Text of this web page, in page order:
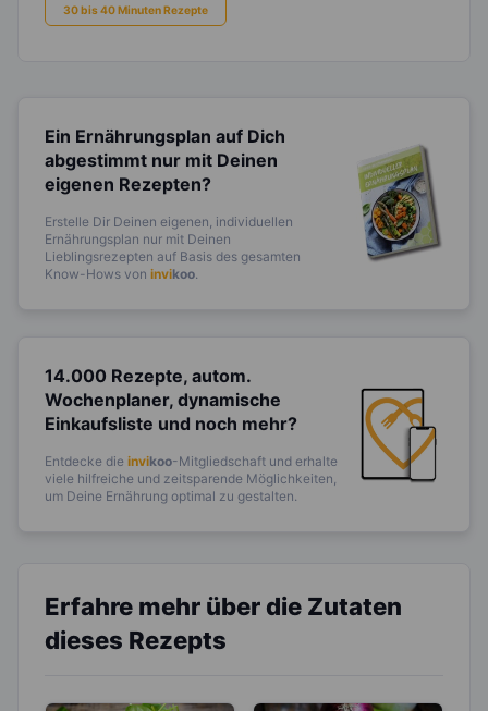
30 bis 40 Minuten Rezepte
Ein Ernährungsplan auf Dich
abgestimmt nur mit Deinen
eigenen Rezepten?
Erstelle Dir Deinen eigenen, individuellen
Ernährungsplan nur mit Deinen
Lieblingsrezepten auf Basis des gesamten
Know-Hows von invikoo
14.000 Rezepte, autom.
Wochenplaner, dynamische
Einkaufsliste und noch mehr?
Entdecke die invikoo-Mitgliedschaft und erhalte
viele hilfreiche und zeitsparende Möglichkeiten,
um Deine Ernährung optimal zu gestalten.
Erfahre mehr über die Zutaten
dieses Rezepts